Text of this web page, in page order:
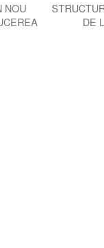
NOU
DE